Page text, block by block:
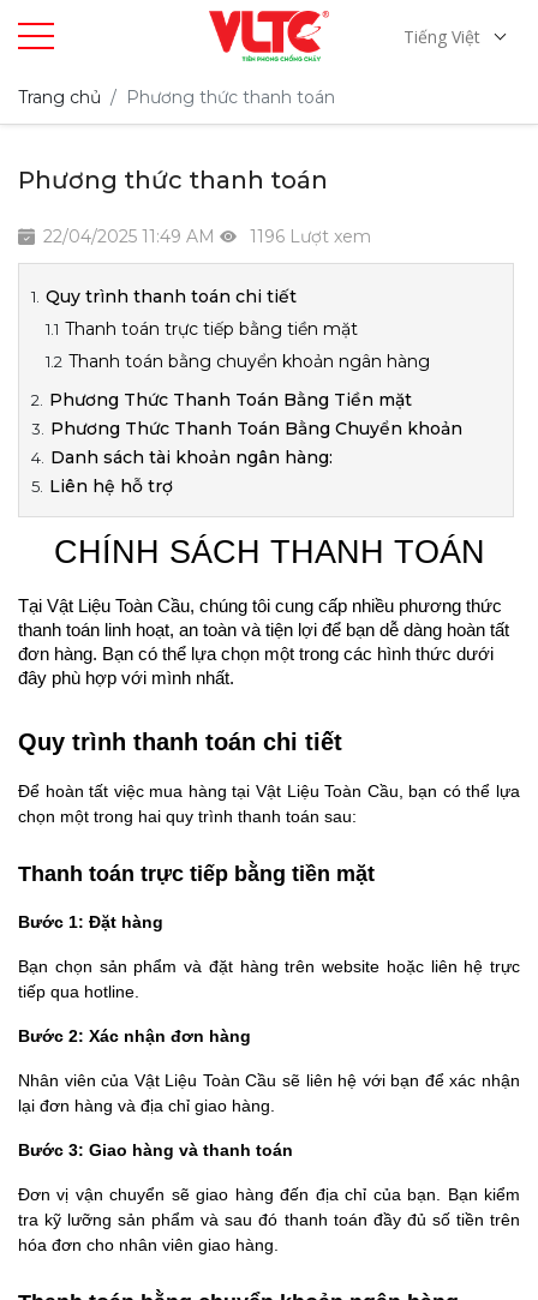
Tiếng Việt
Trang chủ Phương thức thanh toán
Phương thức thanh toán
22/04/2025 11:49 AM 1196 Lượt xem
Quy trình thanh toán chi tiết
Thanh toán trực tiếp bằng tiền mặt
Thanh toán bằng chuyển khoản ngân hàng
Phương Thức Thanh Toán Bằng Tiền mặt
Phương Thức Thanh Toán Bằng Chuyển khoản
Danh sách tài khoản ngân hàng:
Liên hệ hỗ trợ
CHÍNH SÁCH THANH TOÁN
Tại Vật Liệu Toàn Cầu, chúng tôi cung cấp nhiều phương thức
thanh toán linh hoạt, an toàn và tiện lợi để bạn dễ dàng hoàn tất
đơn hàng. Bạn có thể lựa chọn một trong các hình thức dưới
đây phù hợp với mình nhất.
Quy trình thanh toán chi tiết
Để hoàn tất việc mua hàng tại Vật Liệu Toàn Cầu, bạn có thể lựa
chọn một trong hai quy trình thanh toán sau:
Thanh toán trực tiếp bằng tiền mặt
Bước 1: Đặt hàng
Bạn chọn sản phẩm và đặt hàng trên website hoặc liên hệ trực
tiếp qua hotline.
Bước 2: Xác nhận đơn hàng
Nhân viên của Vật Liệu Toàn Cầu sẽ liên hệ với bạn để xác nhận
lại đơn hàng và địa chỉ giao hàng.
Bước 3: Giao hàng và thanh toán
Đơn vị vận chuyển sẽ giao hàng đến địa chỉ của bạn. Bạn kiểm
tra kỹ lưỡng sản phẩm và sau đó thanh toán đầy đủ số tiền trên
hóa đơn cho nhân viên giao hàng.